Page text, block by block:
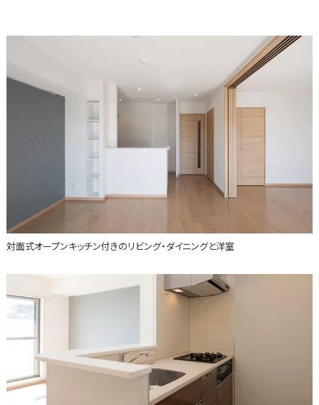
対面式オープンキッチン付きのリビング・ダイニングと洋室